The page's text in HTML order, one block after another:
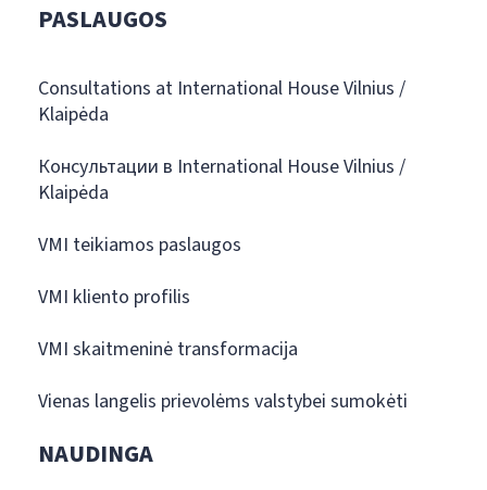
PASLAUGOS
Consultations at International House Vilnius /
Klaipėda
Консультации в International House Vilnius /
Klaipėda
VMI teikiamos paslaugos
VMI kliento profilis
VMI skaitmeninė transformacija
Vienas langelis prievolėms valstybei sumokėti
NAUDINGA